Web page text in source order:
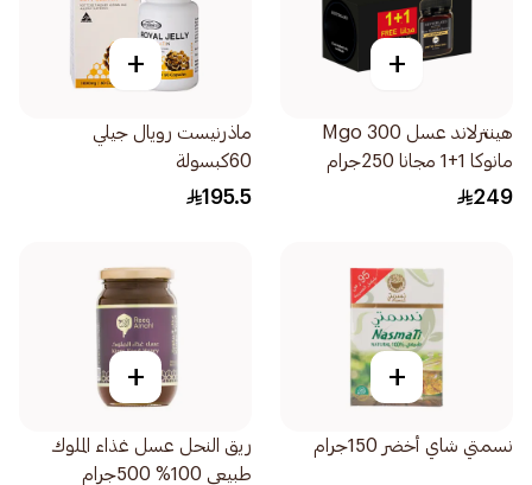
+
هينترلاند عسل 300 Mgo
مانوكا 1+1 مجانا 250جرام
249
+
ماذرنيست رويال جيلي
60كبسولة
195.5
+
نسمتي شاي أخضر 150جرام
+
ريق النحل عسل غذاء الملوك
طبيعي 100% 500جرام